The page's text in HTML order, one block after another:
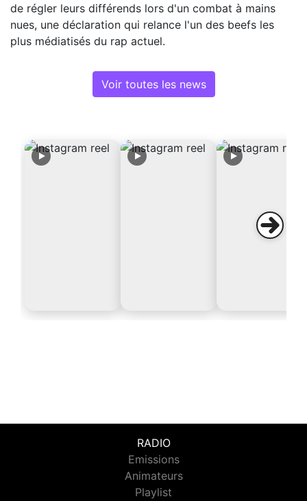
de régler leurs différends lors d'un combat à mains
nues, une déclaration qui relance l'un des beefs les
plus médiatisés du rap actuel.
Voir toutes les news
RADIO
Emissions
Animateurs
Playlist